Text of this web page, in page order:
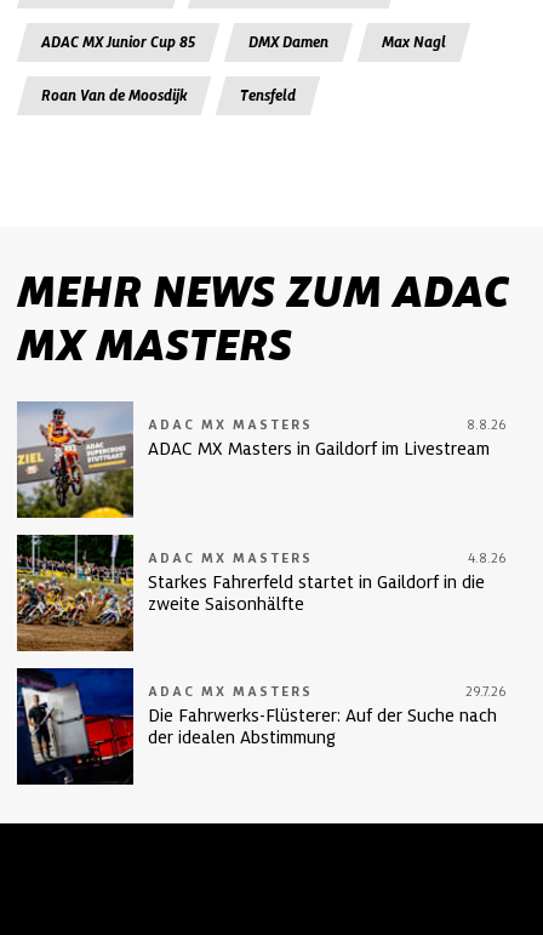
ADAC MX Junior Cup 85 DMX Damen Max Nagl
Roan Van de Moosdijk Tensfeld
MEHR NEWS ZUM ADAC
MX MASTERS
ADAC MX MASTERS 8.8.26
ADAC MX Masters in Gaildorf im Livestream
ADAC MX MASTERS 4.8.26
Starkes Fahrerfeld startet in Gaildorf in die
zweite Saisonhälfte
ADAC MX MASTERS 29.7.26
Die Fahrwerks-Flüsterer: Auf der Suche nach
der idealen Abstimmung